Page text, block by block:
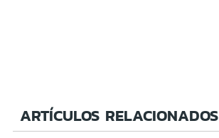
ARTÍCULOS RELACIONADOS